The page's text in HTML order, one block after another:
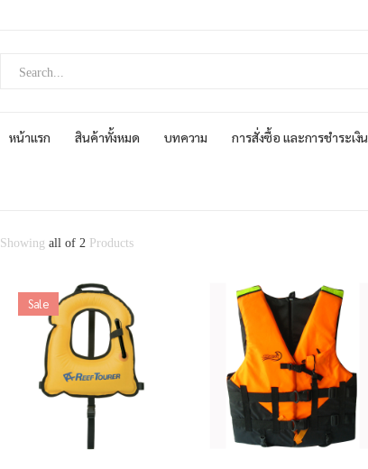
หน้าแรก สินค้าทั้งหมด บทความ การสั่งซื้อ และการชำระเงิน
Showing all of 2 Products
Sale